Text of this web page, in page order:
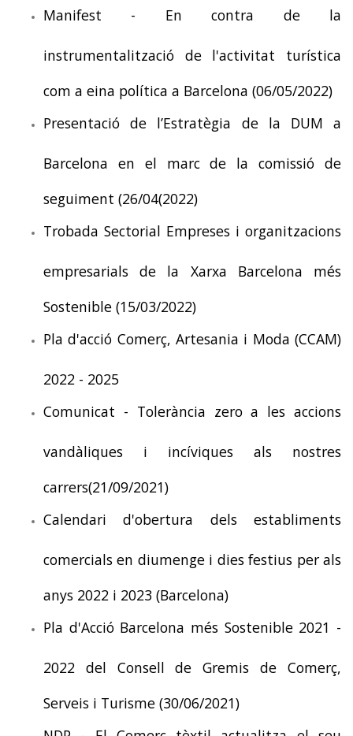
Manifest - En contra de la
instrumentalització de l'activitat turística
com a eina política a Barcelona (06/05/2022)
Presentació de l’Estratègia de la DUM a
Barcelona en el marc de la comissió de
seguiment (26/04(2022)
Trobada Sectorial Empreses i organitzacions
empresarials de la Xarxa Barcelona més
Sostenible (15/03/2022)
Pla d'acció Comerç, Artesania i Moda (CCAM)
2022 - 2025
Comunicat - Tolerància zero a les accions
vandàliques i incíviques als nostres
carrers(21/09/2021)
Calendari d'obertura dels establiments
comercials en diumenge i dies festius per als
anys 2022 i 2023 (Barcelona)
Pla d'Acció Barcelona més Sostenible 2021 -
2022 del Consell de Gremis de Comerç,
Serveis i Turisme (30/06/2021)